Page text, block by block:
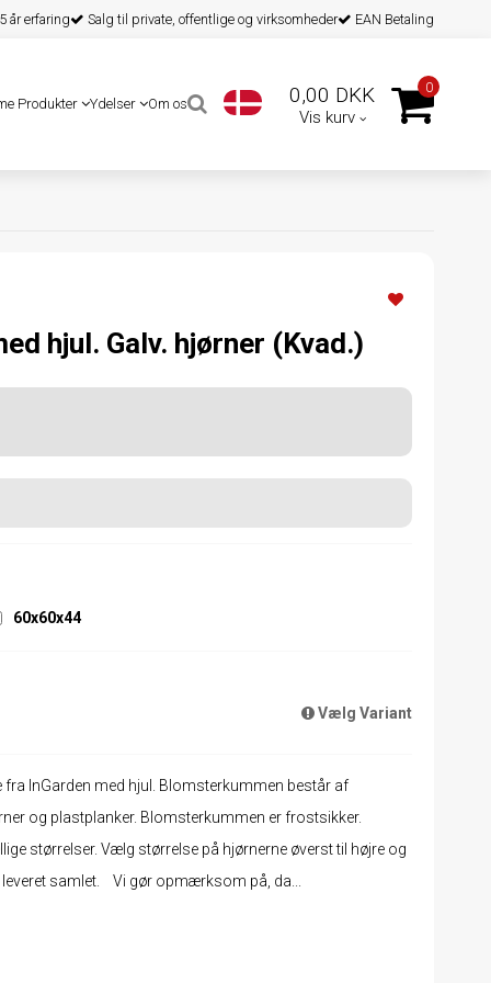
år erfaring Salg til private, offentlige og virksomheder EAN Betaling
Produkter Ydelser Om os 0,00 DKK
Vis kurv
0
hjul. Galv. hjørner (Kvad.)
60x60x44
Vælg Variant
InGarden med hjul. Blomsterkummen består af
og plastplanker. Blomsterkummen er frostsikker.
størrelser. Vælg størrelse på hjørnerne øverst til højre og
samlet. Vi gør opmærksom på, da...